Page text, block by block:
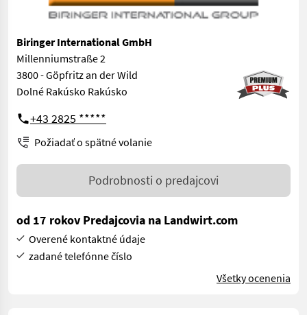
Biringer International GmbH
Millenniumstraße 2
3800 - Göpfritz an der Wild
Dolné Rakúsko Rakúsko
+43 2825 *****
Požiadať o spätné volanie
Podrobnosti o predajcovi
od 17 rokov Predajcovia na Landwirt.com
Overené kontaktné údaje
zadané telefónne číslo
Všetky ocenenia